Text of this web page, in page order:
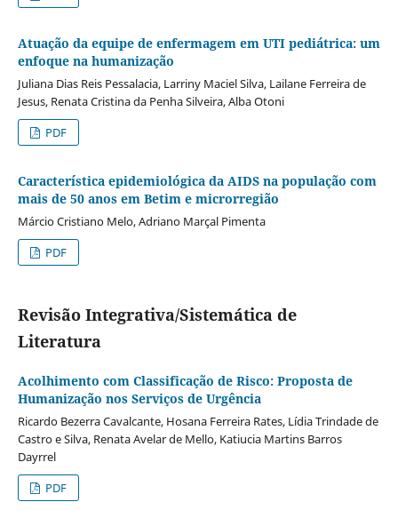
Atuação da equipe de enfermagem em UTI pediátrica: um
enfoque na humanização
Juliana Dias Reis Pessalacia, Larriny Maciel Silva, Lailane Ferreira de
Jesus, Renata Cristina da Penha Silveira, Alba Otoni
PDF
Característica epidemiológica da AIDS na população com
mais de 50 anos em Betim e microrregião
Márcio Cristiano Melo, Adriano Marçal Pimenta
PDF
Revisão Integrativa/Sistemática de
Literatura
Acolhimento com Classificação de Risco: Proposta de
Humanização nos Serviços de Urgência
Ricardo Bezerra Cavalcante, Hosana Ferreira Rates, Lídia Trindade de
Castro e Silva, Renata Avelar de Mello, Katiucia Martins Barros
Dayrrel
PDF